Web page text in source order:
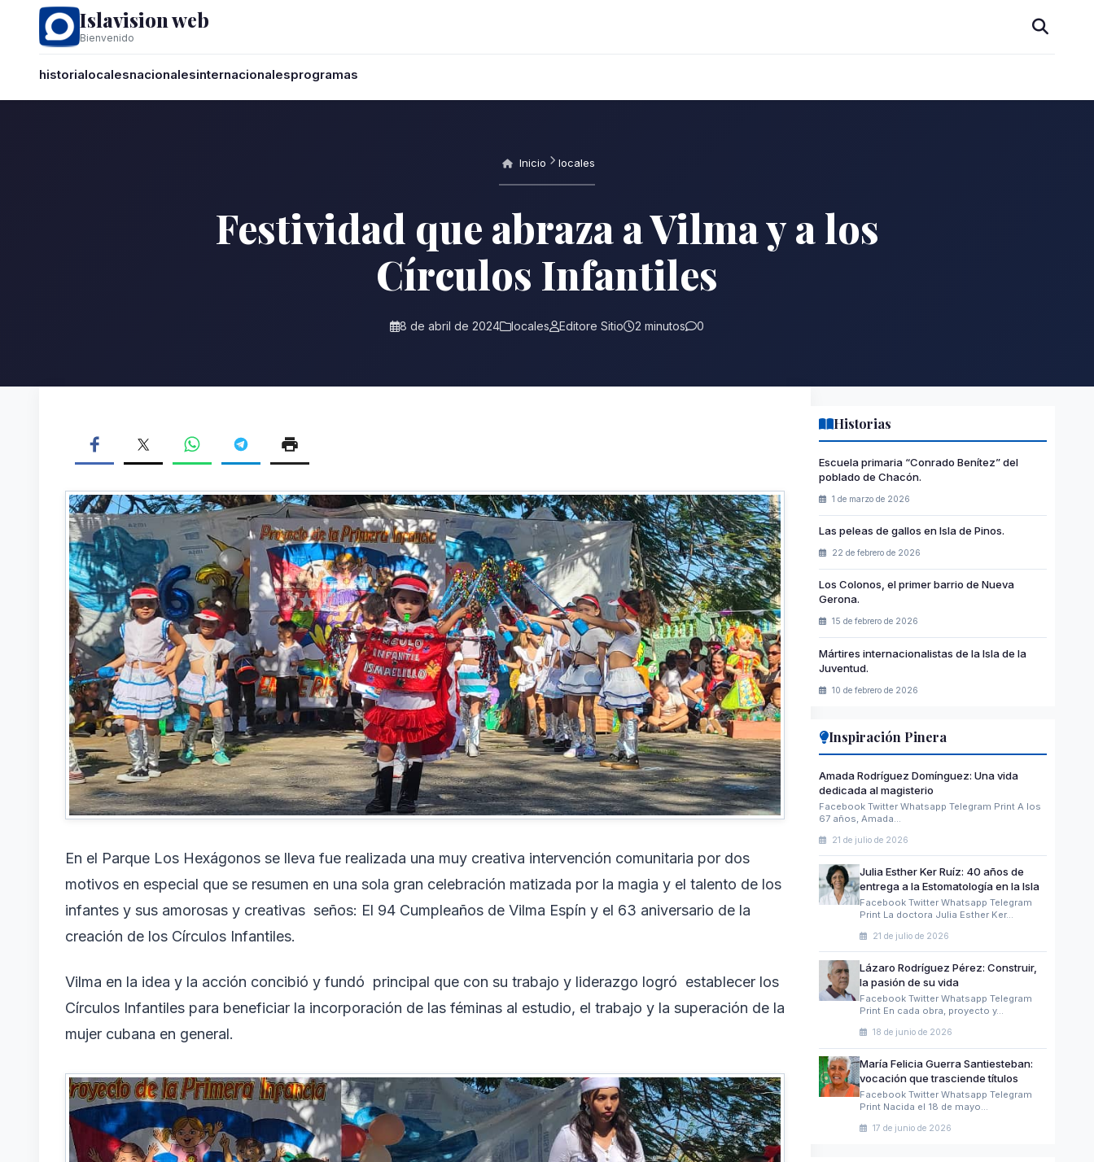
Islavision web
Bienvenido
historialocalesnacionalesinternacionalesprogramas
Inicio locales
Festividad que abraza a Vilma y a los
Círculos Infantiles
8 de abril de 2024 locales Editore Sitio 2 minutos 0
En el Parque Los Hexágonos se lleva fue realizada una muy creativa intervención comunitaria por dos
motivos en especial que se resumen en una sola gran celebración matizada por la magia y el talento de los
infantes y sus amorosas y creativas seños: El 94 Cumpleaños de Vilma Espín y el 63 aniversario de la
creación de los Círculos Infantiles.
Vilma en la idea y la acción concibió y fundó principal que con su trabajo y liderazgo logró establecer los
Círculos Infantiles para beneficiar la incorporación de las féminas al estudio, el trabajo y la superación de la
mujer cubana en general.
Historias
Escuela primaria “Conrado Benítez” del
poblado de Chacón.
1 de marzo de 2026
Las peleas de gallos en Isla de Pinos.
22 de febrero de 2026
Los Colonos, el primer barrio de Nueva
Gerona.
15 de febrero de 2026
Mártires internacionalistas de la Isla de la
Juventud.
10 de febrero de 2026
Inspiración Pinera
Amada Rodríguez Domínguez: Una vida
dedicada al magisterio
Facebook Twitter Whatsapp Telegram Print A los
67 años, Amada…
21 de julio de 2026
Julia Esther Ker Ruíz: 40 años de
entrega a la Estomatología en la Isla
Facebook Twitter Whatsapp Telegram
Print La doctora Julia Esther Ker…
21 de julio de 2026
Lázaro Rodríguez Pérez: Construir,
la pasión de su vida
Facebook Twitter Whatsapp Telegram
Print En cada obra, proyecto y…
18 de junio de 2026
María Felicia Guerra Santiesteban:
vocación que trasciende títulos
Facebook Twitter Whatsapp Telegram
Print Nacida el 18 de mayo…
17 de junio de 2026